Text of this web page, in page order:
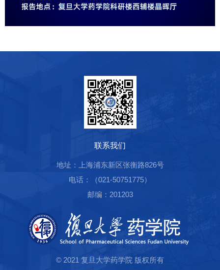
联系我们
地址：上海浦东新区张衡路826号
电话：（021-50751775）
邮编：201203
© 2021 复旦大学药学院 版权所有